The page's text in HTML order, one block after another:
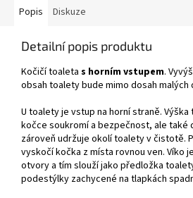
Popis Diskuze
Detailní popis produktu
Kočičí toaleta s horním vstupem.
obsah toalety bude mimo dosah malých
U toalety je vstup na horní straně.
kočce soukromí a bezpečnost, ale také
zároveň udržuje okolí toalety v čistotě.
vyskočí kočka z místa rovnou ven. Víko
otvory a tím slouží jako předložka
podestýlky zachycené na tlapkách